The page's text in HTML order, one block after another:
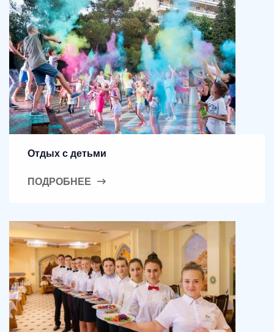
Отдых с детьми
ПОДРОБНЕЕ